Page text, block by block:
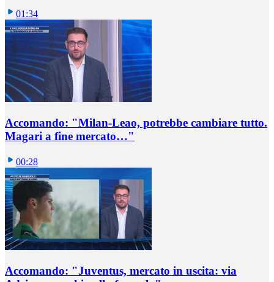
01:34
Accomando: "Milan-Leao, potrebbe cambiare tutto.
Magari a fine mercato…"
00:28
Accomando: "Juventus, mercato in uscita: via